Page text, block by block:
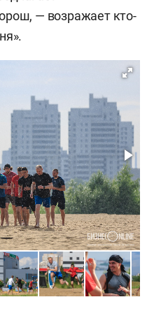
— возражает кто-